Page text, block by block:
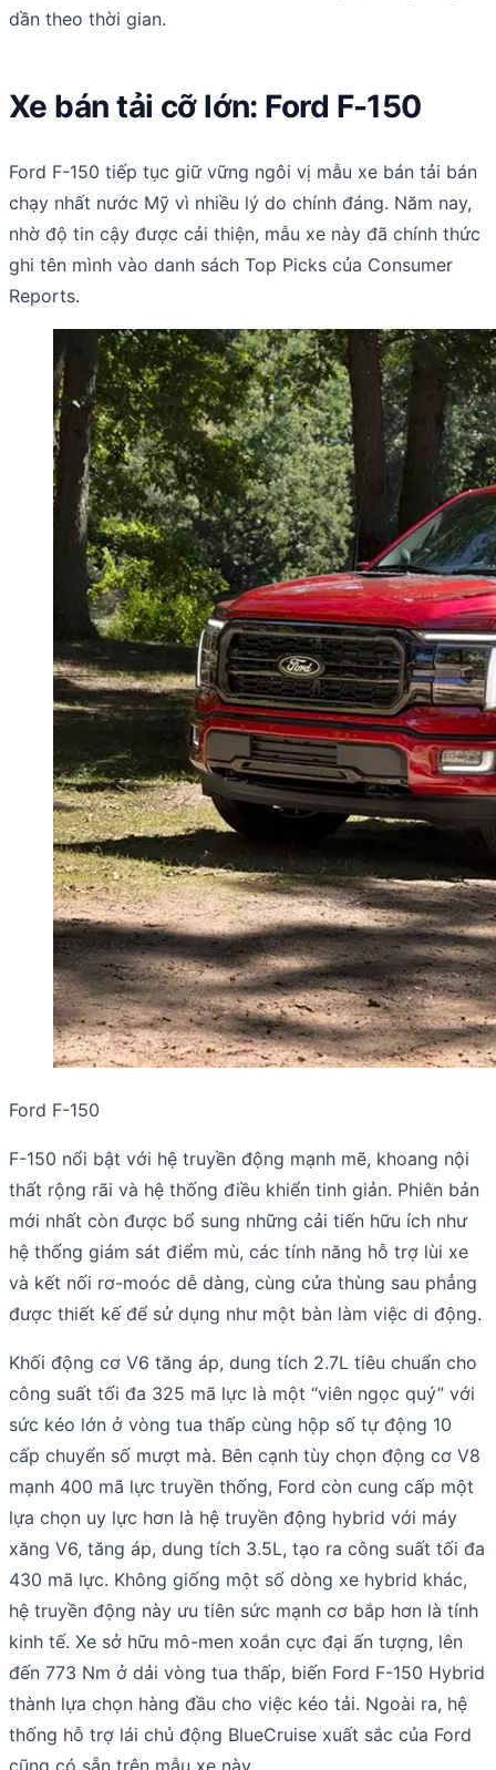
dần theo thời gian.
Xe bán tải cỡ lớn: Ford F-150
Ford F-150 tiếp tục giữ vững ngôi vị mẫu xe bán tải bán
chạy nhất nước Mỹ vì nhiều lý do chính đáng. Năm nay,
nhờ độ tin cậy được cải thiện, mẫu xe này đã chính thức
ghi tên mình vào danh sách Top Picks của Consumer
Reports.
Ford F-150
F-150 nổi bật với hệ truyền động mạnh mẽ, khoang nội
thất rộng rãi và hệ thống điều khiển tinh giản. Phiên bản
mới nhất còn được bổ sung những cải tiến hữu ích như
hệ thống giám sát điểm mù, các tính năng hỗ trợ lùi xe
và kết nối rơ-moóc dễ dàng, cùng cửa thùng sau phẳng
được thiết kế để sử dụng như một bàn làm việc di động.
Khối động cơ V6 tăng áp, dung tích 2.7L tiêu chuẩn cho
công suất tối đa 325 mã lực là một “viên ngọc quý” với
sức kéo lớn ở vòng tua thấp cùng hộp số tự động 10
cấp chuyển số mượt mà. Bên cạnh tùy chọn động cơ V8
mạnh 400 mã lực truyền thống, Ford còn cung cấp một
lựa chọn uy lực hơn là hệ truyền động hybrid với máy
xăng V6, tăng áp, dung tích 3.5L, tạo ra công suất tối đa
430 mã lực. Không giống một số dòng xe hybrid khác,
hệ truyền động này ưu tiên sức mạnh cơ bắp hơn là tính
kinh tế. Xe sở hữu mô-men xoắn cực đại ấn tượng, lên
đến 773 Nm ở dải vòng tua thấp, biến Ford F-150 Hybrid
thành lựa chọn hàng đầu cho việc kéo tải. Ngoài ra, hệ
thống hỗ trợ lái chủ động BlueCruise xuất sắc của Ford
cũng có sẵn trên mẫu xe này.